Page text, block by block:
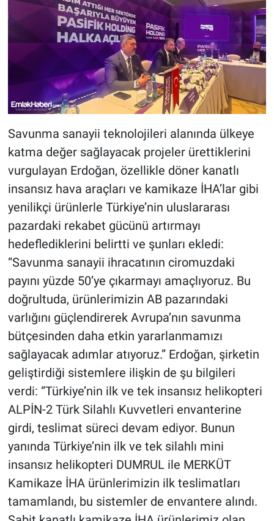
Savunma sanayii teknolojileri alanında ülkeye
katma değer sağlayacak projeler ürettiklerini
vurgulayan Erdoğan, özellikle döner kanatlı
insansız hava araçları ve kamikaze İHA’lar gibi
yenilikçi ürünlerle Türkiye’nin uluslararası
pazardaki rekabet gücünü artırmayı
hedeflediklerini belirtti ve şunları ekledi:
“Savunma sanayii ihracatının ciromuzdaki
payını yüzde 50’ye çıkarmayı amaçlıyoruz. Bu
doğrultuda, ürünlerimizin AB pazarındaki
varlığını güçlendirerek Avrupa’nın savunma
bütçesinden daha etkin yararlanmamızı
sağlayacak adımlar atıyoruz.” Erdoğan, şirketin
geliştirdiği sistemlere ilişkin de şu bilgileri
verdi: “Türkiye’nin ilk ve tek insansız helikopteri
ALPİN-2 Türk Silahlı Kuvvetleri envanterine
girdi, teslimat süreci devam ediyor. Bunun
yanında Türkiye’nin ilk ve tek silahlı mini
insansız helikopteri DUMRUL ile MERKÜT
Kamikaze İHA ürünlerimizin ilk teslimatları
tamamlandı, bu sistemler de envantere alındı.